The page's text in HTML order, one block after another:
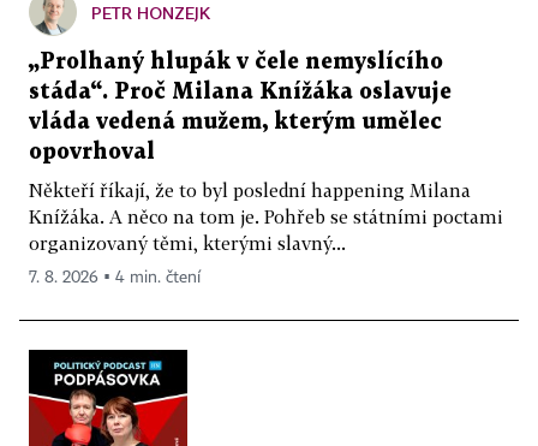
PETR HONZEJK
„Prolhaný hlupák v čele nemyslícího
stáda“. Proč Milana Knížáka oslavuje
vláda vedená mužem, kterým umělec
opovrhoval
Někteří říkají, že to byl poslední happening Milana
Knížáka. A něco na tom je. Pohřeb se státními poctami
organizovaný těmi, kterými slavný...
7. 8. 2026 ▪ 4 min. čtení